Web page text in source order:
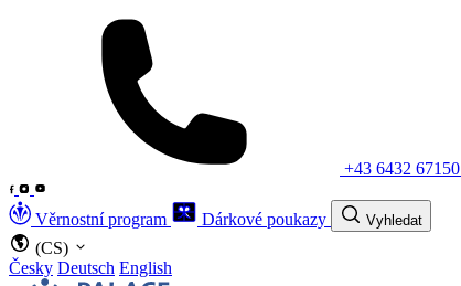
+43 6432 67150
Věrnostní program Dárkové poukazy Vyhledat
(CS)
Česky Deutsch English